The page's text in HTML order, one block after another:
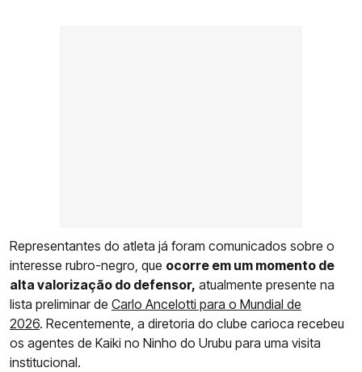
Representantes do atleta já foram comunicados sobre o
interesse rubro-negro, que ocorre em um momento de
alta valorização do defensor, atualmente presente na
lista preliminar de Carlo Ancelotti para o Mundial de
2026. Recentemente, a diretoria do clube carioca recebeu
os agentes de Kaiki no Ninho do Urubu para uma visita
institucional.